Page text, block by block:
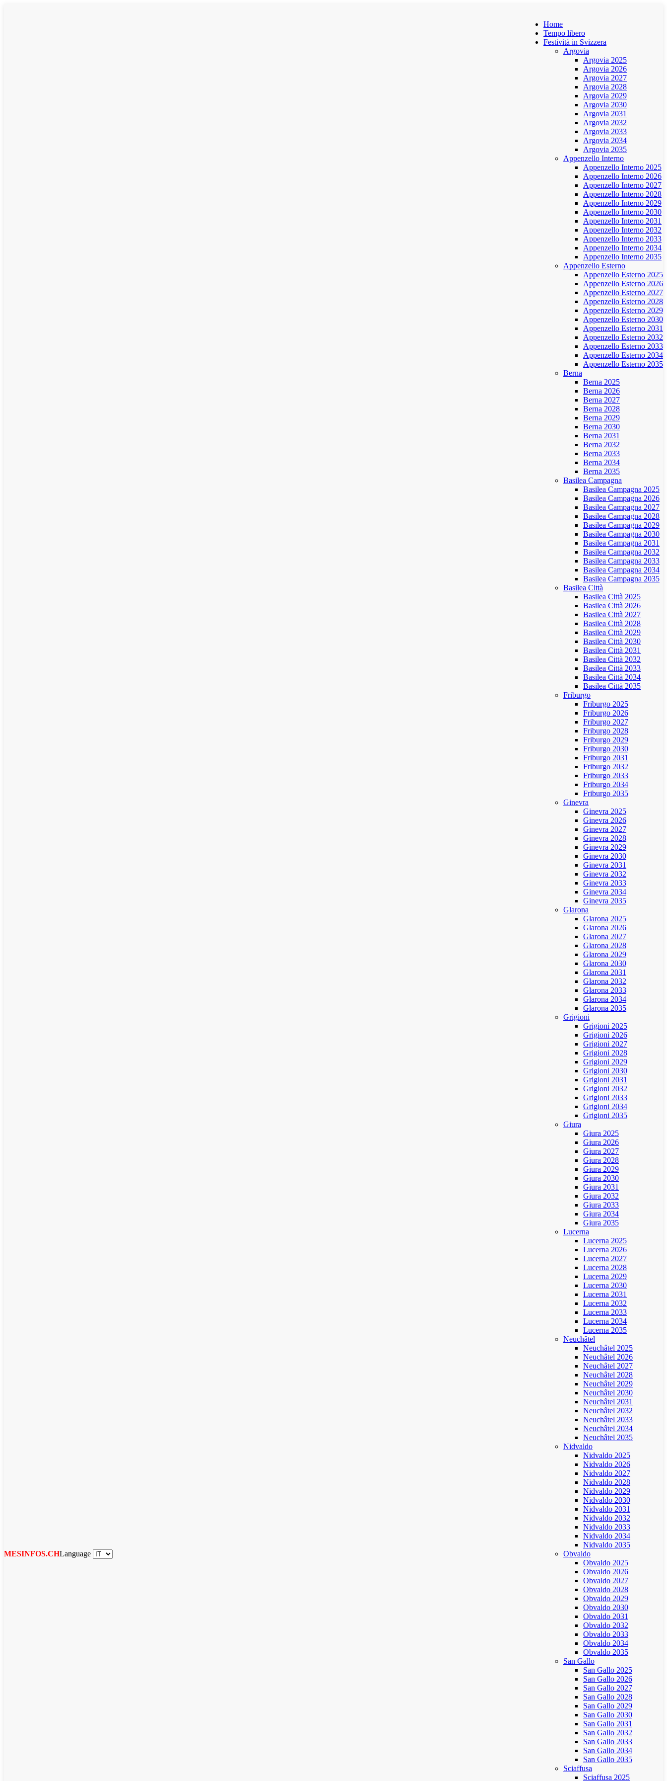
MESINFOS.CHLanguage
Home
Tempo libero
Festività in Svizzera
Argovia
Argovia 2025
Argovia 2026
Argovia 2027
Argovia 2028
Argovia 2029
Argovia 2030
Argovia 2031
Argovia 2032
Argovia 2033
Argovia 2034
Argovia 2035
Appenzello Interno
Appenzello Interno 2025
Appenzello Interno 2026
Appenzello Interno 2027
Appenzello Interno 2028
Appenzello Interno 2029
Appenzello Interno 2030
Appenzello Interno 2031
Appenzello Interno 2032
Appenzello Interno 2033
Appenzello Interno 2034
Appenzello Interno 2035
Appenzello Esterno
Appenzello Esterno 2025
Appenzello Esterno 2026
Appenzello Esterno 2027
Appenzello Esterno 2028
Appenzello Esterno 2029
Appenzello Esterno 2030
Appenzello Esterno 2031
Appenzello Esterno 2032
Appenzello Esterno 2033
Appenzello Esterno 2034
Appenzello Esterno 2035
Berna
Berna 2025
Berna 2026
Berna 2027
Berna 2028
Berna 2029
Berna 2030
Berna 2031
Berna 2032
Berna 2033
Berna 2034
Berna 2035
Basilea Campagna
Basilea Campagna 2025
Basilea Campagna 2026
Basilea Campagna 2027
Basilea Campagna 2028
Basilea Campagna 2029
Basilea Campagna 2030
Basilea Campagna 2031
Basilea Campagna 2032
Basilea Campagna 2033
Basilea Campagna 2034
Basilea Campagna 2035
Basilea Città
Basilea Città 2025
Basilea Città 2026
Basilea Città 2027
Basilea Città 2028
Basilea Città 2029
Basilea Città 2030
Basilea Città 2031
Basilea Città 2032
Basilea Città 2033
Basilea Città 2034
Basilea Città 2035
Friburgo
Friburgo 2025
Friburgo 2026
Friburgo 2027
Friburgo 2028
Friburgo 2029
Friburgo 2030
Friburgo 2031
Friburgo 2032
Friburgo 2033
Friburgo 2034
Friburgo 2035
Ginevra
Ginevra 2025
Ginevra 2026
Ginevra 2027
Ginevra 2028
Ginevra 2029
Ginevra 2030
Ginevra 2031
Ginevra 2032
Ginevra 2033
Ginevra 2034
Ginevra 2035
Glarona
Glarona 2025
Glarona 2026
Glarona 2027
Glarona 2028
Glarona 2029
Glarona 2030
Glarona 2031
Glarona 2032
Glarona 2033
Glarona 2034
Glarona 2035
Grigioni
Grigioni 2025
Grigioni 2026
Grigioni 2027
Grigioni 2028
Grigioni 2029
Grigioni 2030
Grigioni 2031
Grigioni 2032
Grigioni 2033
Grigioni 2034
Grigioni 2035
Giura
Giura 2025
Giura 2026
Giura 2027
Giura 2028
Giura 2029
Giura 2030
Giura 2031
Giura 2032
Giura 2033
Giura 2034
Giura 2035
Lucerna
Lucerna 2025
Lucerna 2026
Lucerna 2027
Lucerna 2028
Lucerna 2029
Lucerna 2030
Lucerna 2031
Lucerna 2032
Lucerna 2033
Lucerna 2034
Lucerna 2035
Neuchâtel
Neuchâtel 2025
Neuchâtel 2026
Neuchâtel 2027
Neuchâtel 2028
Neuchâtel 2029
Neuchâtel 2030
Neuchâtel 2031
Neuchâtel 2032
Neuchâtel 2033
Neuchâtel 2034
Neuchâtel 2035
Nidvaldo
Nidvaldo 2025
Nidvaldo 2026
Nidvaldo 2027
Nidvaldo 2028
Nidvaldo 2029
Nidvaldo 2030
Nidvaldo 2031
Nidvaldo 2032
Nidvaldo 2033
Nidvaldo 2034
Nidvaldo 2035
Obvaldo
Obvaldo 2025
Obvaldo 2026
Obvaldo 2027
Obvaldo 2028
Obvaldo 2029
Obvaldo 2030
Obvaldo 2031
Obvaldo 2032
Obvaldo 2033
Obvaldo 2034
Obvaldo 2035
San Gallo
San Gallo 2025
San Gallo 2026
San Gallo 2027
San Gallo 2028
San Gallo 2029
San Gallo 2030
San Gallo 2031
San Gallo 2032
San Gallo 2033
San Gallo 2034
San Gallo 2035
Sciaffusa
Sciaffusa 2025